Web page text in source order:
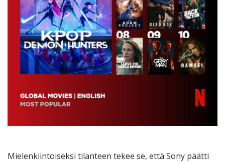
Mielenkiintoiseksi tilanteen tekee se, että Sony päätti